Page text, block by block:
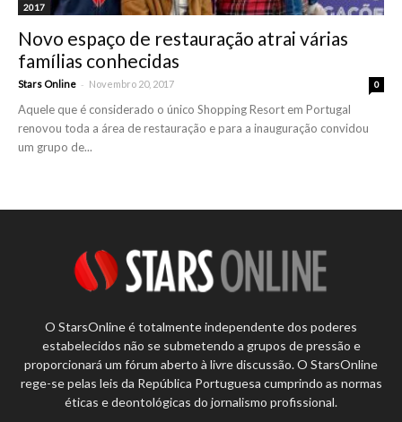
2017
Novo espaço de restauração atrai várias
famílias conhecidas
Stars Online - Novembro 20, 2017 0
Aquele que é considerado o único Shopping Resort em Portugal
renovou toda a área de restauração e para a inauguração convidou
um grupo de...
O StarsOnline é totalmente independente dos poderes
estabelecidos não se submetendo a grupos de pressão e
proporcionará um fórum aberto à livre discussão. O StarsOnline
rege-se pelas leis da República Portuguesa cumprindo as normas
éticas e deontológicas do jornalismo profissional.